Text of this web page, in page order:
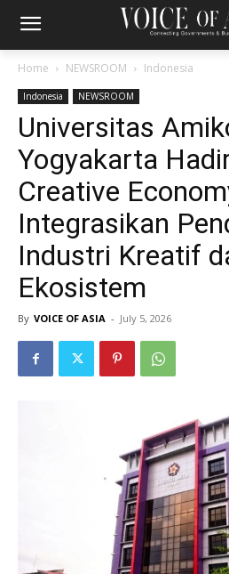
Home NEWSROOM Indonesia
Indonesia NEWSROOM
Universitas
Yogyakarta
Creative
Integrasikan
Industri Kreatif
Ekosistem
By VOICE OF ASIA - July 5, 2026